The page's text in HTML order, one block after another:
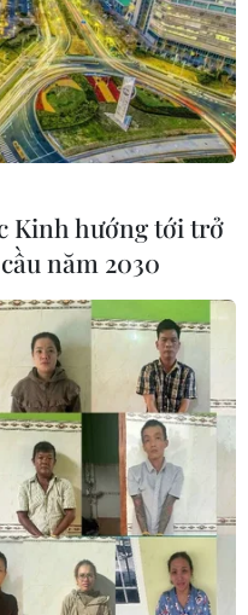
triển Hải
liên kết vùng
phát triển công
lịch sinh thái, nông
phát triển hài hòa
Kinh hướng tới trở
năm 2030